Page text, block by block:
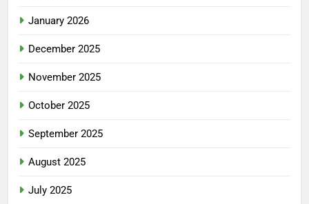
January 2026
December 2025
November 2025
October 2025
September 2025
August 2025
July 2025